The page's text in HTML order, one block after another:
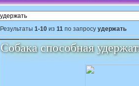
Результаты 1-10 из 11 по запросу удержать
Собака способная